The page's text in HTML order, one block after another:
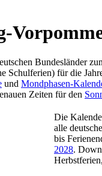
Bundesländer
Schulferien) für die
und Mondphasen-
Zeiten für den
Die
alle
bis
2028.